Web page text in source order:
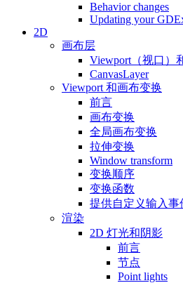
Behavior changes
Updating your
2D
画布层
Viewport（视口）
CanvasLayer
Viewport 和画布变换
前言
画布变换
全局画布变换
拉伸变换
Window transform
变换顺序
变换函数
提供自定义输入事
渲染
2D 灯光和阴影
前言
节点
Point lights